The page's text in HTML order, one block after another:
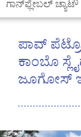
ಗಾನ್‌ಫ್ಲೇಬಲ್
ಪಾವ್
ಕಾಂಬೊ
ಜೂಗೋಸ್